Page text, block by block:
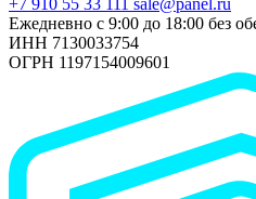
+7 910 55 33 111 sale@panel.ru
Ежедневно с 9:00 до 18:00 без
ИНН 7130033754
ОГРН 1197154009601